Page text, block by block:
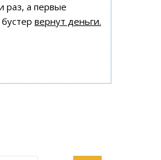
раз, а первые
вернут деньги.